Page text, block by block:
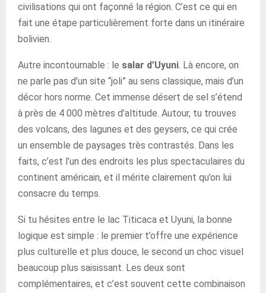
civilisations qui ont façonné la région. C’est ce qui en
fait une étape particulièrement forte dans un itinéraire
bolivien.
Autre incontournable : le salar d’Uyuni . Là encore, on
ne parle pas d’un site “joli” au sens classique, mais d’un
décor hors norme. Cet immense désert de sel s’étend
à près de 4 000 mètres d’altitude. Autour, tu trouves
des volcans, des lagunes et des geysers, ce qui crée
un ensemble de paysages très contrastés. Dans les
faits, c’est l’un des endroits les plus spectaculaires du
continent américain, et il mérite clairement qu’on lui
consacre du temps.
Si tu hésites entre le lac Titicaca et Uyuni, la bonne
logique est simple : le premier t’offre une expérience
plus culturelle et plus douce, le second un choc visuel
beaucoup plus saisissant. Les deux sont
complémentaires, et c’est souvent cette combinaison